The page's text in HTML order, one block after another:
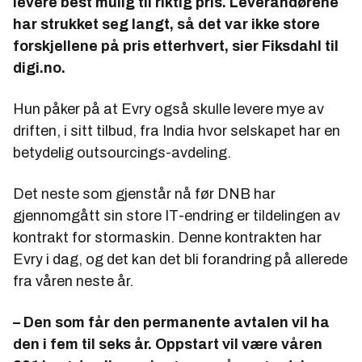
har strukket seg langt, så det var ikke store
forskjellene på pris etterhvert, sier Fiksdahl til
digi.no.
Hun påker på at Evry også skulle levere mye av
driften, i sitt tilbud, fra India hvor selskapet har en
betydelig outsourcings-avdeling.
Det neste som gjenstår nå før DNB har
gjennomgått sin store IT-endring er tildelingen av
kontrakt for stormaskin. Denne kontrakten har
Evry i dag, og det kan det bli forandring på allerede
fra våren neste år.
– Den som får den permanente avtalen vil ha
den i fem til seks år. Oppstart vil være våren